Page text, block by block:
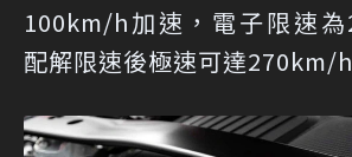
100km/h加速，電子限速
配解限速後極速可達270km/h